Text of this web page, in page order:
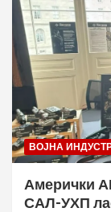
ВОЈНА
Амерички
САЛ-УХП